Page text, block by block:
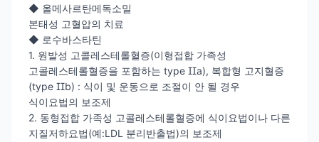
◆ 올메사르탄메독소밀
본태성 고혈압의 치료
◆ 로수바스타틴
1. 원발성 고콜레스테롤혈증(이형접합 가족성
고콜레스테롤혈증을 포함하는 type IIa), 복합형 고지혈증
(type IIb) : 식이 및 운동으로 조절이 안 될 경우
식이요법의 보조제
2. 동형접합 가족성 고콜레스테롤혈증에 식이요법이나 다른
지질저하요법(예:LDL 분리반출법)의 보조제